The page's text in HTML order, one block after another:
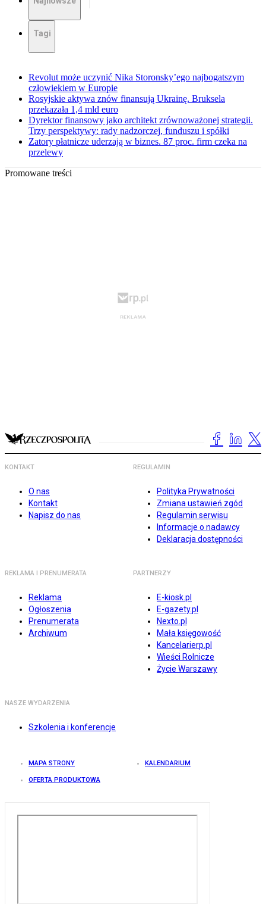
Tagi
Revolut może uczynić Nika Storonsky’ego najbogatszym
człowiekiem w Europie
Rosyjskie aktywa znów finansują Ukrainę. Bruksela
przekazała 1,4 mld euro
Dyrektor finansowy jako architekt zrównoważonej strategii.
Trzy perspektywy: rady nadzorczej, funduszu i spółki
Zatory płatnicze uderzają w biznes. 87 proc. firm czeka na
przelewy
Promowane treści
KONTAKT
O nas
Kontakt
Napisz do nas
REGULAMIN
Polityka Prywatności
Zmiana ustawień zgód
Regulamin serwisu
Informacje o nadawcy
Deklaracja dostępności
REKLAMA I PRENUMERATA
Reklama
Ogłoszenia
Prenumerata
Archiwum
PARTNERZY
E-kiosk.pl
E-gazety.pl
Nexto.pl
Mała księgowość
Kancelarierp.pl
Wieści Rolnicze
Życie Warszawy
NASZE WYDARZENIA
Szkolenia i konferencje
MAPA STRONY KALENDARIUM
OFERTA PRODUKTOWA